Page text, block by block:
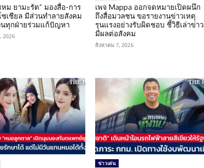
หม ยามะรัต” มองสื่อ-การ
เชียล มีส่วนทำลายสังคม
ทุกฝ่ายร่วมแก้ปัญหา
2026
เพจ Mappa ออกจดหมายเปิดผนึก
ถึงสื่อมวลชน ขอรายงานข่าวเหตุ
รุนแรงอย่างรับผิดชอบ ชี้วิธีเล่าข่าว
มีผลต่อสังคม
สิงหาคม 7, 2026
ข่าวเด่น